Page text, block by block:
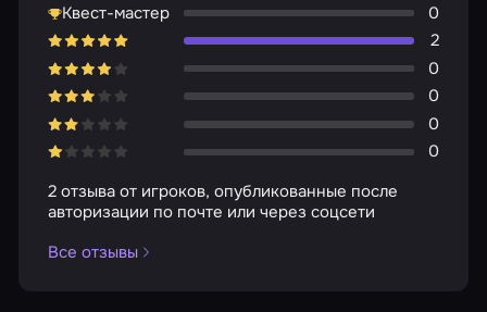
Квест-мастер
0
2
0
0
0
0
2 отзыва от игроков, опубликованные после
авторизации по почте или через соцсети
Все отзывы